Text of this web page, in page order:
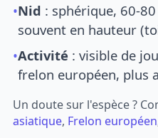
•Nid : sphérique, 60-
souvent en hauteur
•Activité : visible de
frelon européen, plus
Un doute sur l'espèce ?
asiatique, Frelon européen